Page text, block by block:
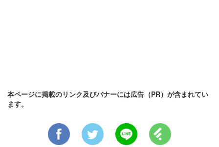
本ページに掲載のリンク及びバナーには広告（PR）が含まれてい
ます。